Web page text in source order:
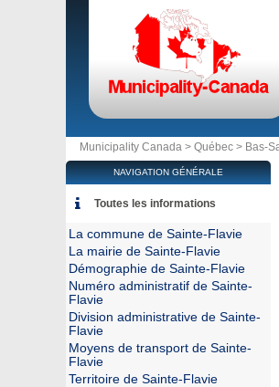
Municipality Canada > Québec > Bas-
NAVIGATION GÉNÉRALE
Toutes les informations
La commune de Sainte-Flavie
La mairie de Sainte-Flavie
Démographie de Sainte-Flavie
Numéro administratif de Sainte-
Flavie
Division administrative de Sainte-
Flavie
Moyens de transport de Sainte-
Flavie
Territoire de Sainte-Flavie